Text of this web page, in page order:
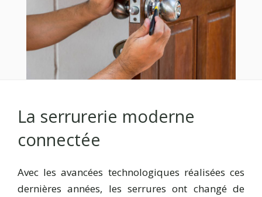
La serrurerie moderne
connectée
Avec les avancées technologiques réalisées ces
dernières années, les serrures ont changé de